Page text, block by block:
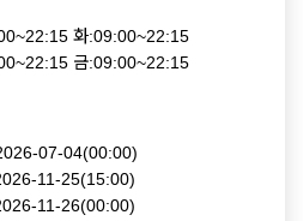
화:09:00~22:15
금:09:00~22:15
07-04(00:00)
11-25(15:00)
11-26(00:00)